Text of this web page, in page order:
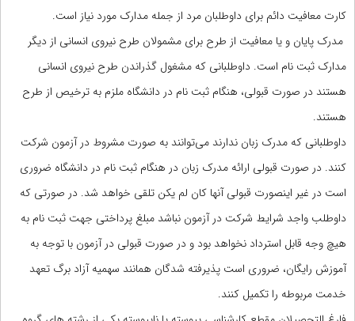
کارت معافیت دائم برای داوطلبان مرد از جمله مدارک مورد نیاز است.
مدرک پایان و یا معافیت از طرح برای مشمولان طرح نیروی انسانی از دیگر
مدارک ثبت نام است. داوطلبانی که مشغول گذراندن طرح نیروی انسانی
هستند در صورت قبولی، هنگام ثبت نام در دانشگاه ملزم به ترخیص از طرح
هستند.
داوطلبانی که مدرک زبان ندارند می‌توانند به صورت مشروط در آزمون شرکت
کنند. در صورت قبولی ارائه مدرک زبان در هنگام ثبت نام در دانشگاه ضروری
است در غیر اینصورت قبولی آنها کان لم یکن تلقی خواهد شد. در صورتی که
داوطلب واجد شرایط شرکت در آزمون نباشد مبلغ پرداختی جهت ثبت نام به
هیچ وجه قابل استرداد نخواهد بود و در صورت قبولی در آزمون با توجه به
آموزش رایگان، ضروری است پذیرفته شدگان همانند سهمیه آزاد برگ تعهد
خدمت مربوطه را تکمیل کنند.